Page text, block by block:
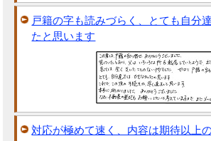
戸籍の字も読みづらく、とても自分
たと思います
対応が極めて速く、内容は期待以上